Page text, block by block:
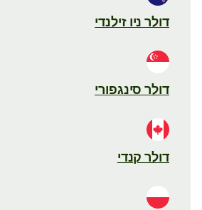
דולר ניו זילנדי
דולר סינגפורי
דולר קנדי